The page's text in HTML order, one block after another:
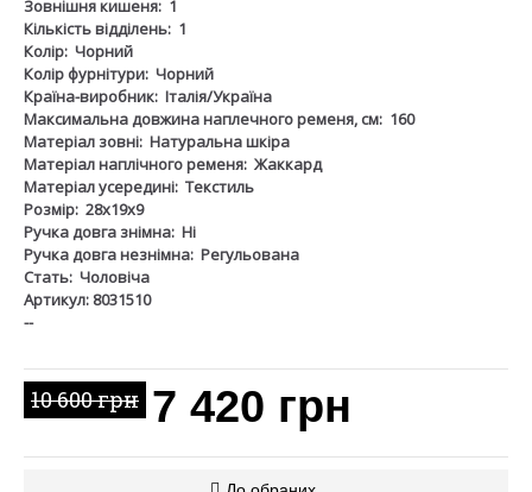
Зовнішня кишеня: 1
Кількість відділень: 1
Колір: Чорний
Колір фурнітури: Чорний
Країна-виробник: Італія/Україна
Максимальна довжина наплечного ременя, см: 160
Матеріал зовні: Натуральна шкіра
Матеріал наплічного ременя: Жаккард
Матеріал усередині: Текстиль
Розмір: 28х19х9
Ручка довга знімна: Ні
Ручка довга незнімна: Регульована
Стать: Чоловіча
Артикул: 8031510
--
10 600 грн 7 420 грн